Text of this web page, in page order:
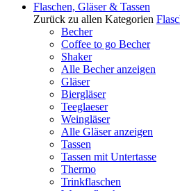
Flaschen, Gläser & Tassen
Zurück zu allen Kategorien
Becher
Coffee to go Becher
Shaker
Alle Becher anzeigen
Gläser
Biergläser
Teeglaeser
Weingläser
Alle Gläser anzeigen
Tassen
Tassen mit Untertasse
Thermo
Trinkflaschen